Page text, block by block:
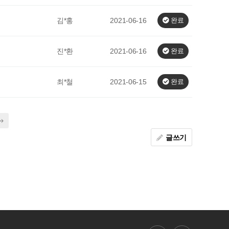
김*홍 2021-06-16 완료
진*환 2021-06-16 완료
최*철 2021-06-15 완료
글쓰기